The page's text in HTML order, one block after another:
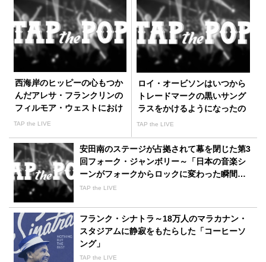
西海岸のヒッピーの心もつか
んだアレサ・フランクリンの
フィルモア・ウェストにおけ
る熱唱
TAP the LIVE
ロイ・オービソンはいつから
トレードマークの黒いサング
ラスをかけるようになったの
か
TAP the LIVE
安田南のステージが占拠されて幕を閉じた第3
回フォーク・ジャンボリー～「日本の音楽シ
ーンがフォークからロックに変わった瞬間だ
った」
TAP the LIVE
フランク・シナトラ～18万人のマラカナン・
スタジアムに静寂をもたらした「コーヒーソ
ング」
TAP the LIVE